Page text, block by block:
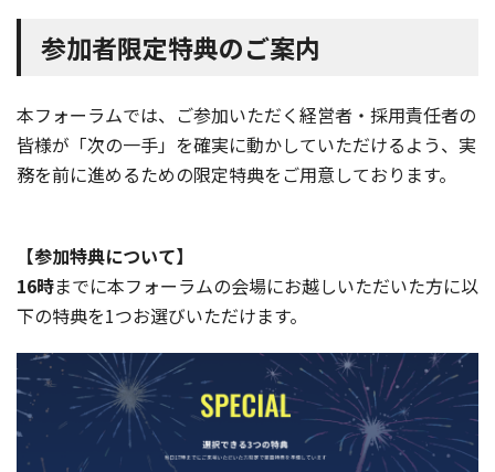
参加者限定特典のご案内
本フォーラムでは、ご参加いただく経営者・採用責任者の
皆様が「次の一手」を確実に動かしていただけるよう、実
務を前に進めるための限定特典をご用意しております。
【参加特典について】
16時までに本フォーラムの会場にお越しいただいた方に以
下の特典を1つお選びいただけます。